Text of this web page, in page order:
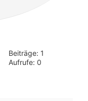
Beiträge: 1
Aufrufe: 0